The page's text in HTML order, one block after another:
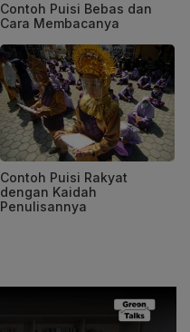
Contoh Puisi Bebas dan
Cara Membacanya
Contoh Puisi Rakyat
dengan Kaidah
Penulisannya